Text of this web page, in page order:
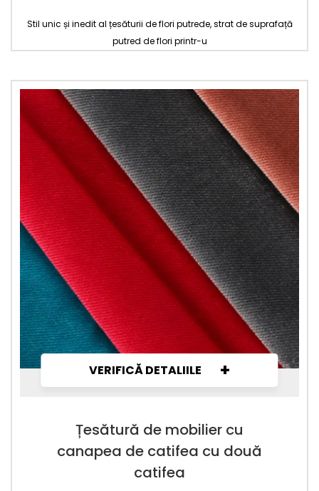
Stil unic și inedit al țesăturii de flori putrede, strat de suprafață
putred de flori printr-u
VERIFICĂ DETALIILE +
Țesătură de mobilier cu
canapea de catifea cu două
catifea